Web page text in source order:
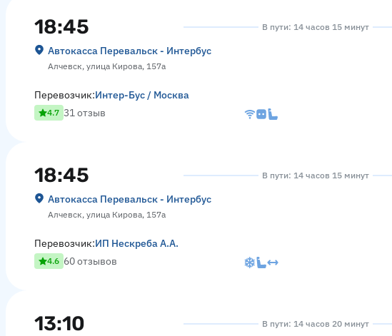
18:45
Автокасса Перевальск - Интербус
Алчевск, улица Кирова, 157а
В пути: 14 часов 15 минут
Перевозчик:Интер-Бус / Москва
4.7 31 отзыв
18:45
Автокасса Перевальск - Интербус
Алчевск, улица Кирова, 157а
В пути: 14 часов 15 минут
Перевозчик:ИП Нескреба А.А.
4.6 60 отзывов
13:10 В пути: 14 часов 20 минут